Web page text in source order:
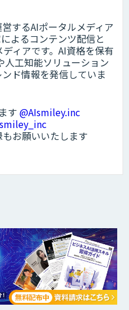
するAIポータルメディア
よるコンテンツ配信と
ィアです。AI資格を保有
人工知能ソリューション
ド情報を発信していま
す @AIsmiley.inc
お願いいたします